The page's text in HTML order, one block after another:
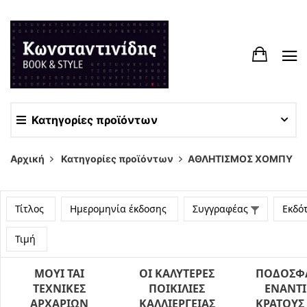
Κατηγορίες προϊόντων
Αρχική Κατηγορίες προϊόντων ΑΘΛΗΤΙΣΜΟΣ ΧΟΜΠΥ
Τίτλος Ημερομηνία έκδοσης Συγγραφέας
Τιμή
ΜΟΥΙ ΤΑΙ
ΤΕΧΝΙΚΕΣ
ΑΡΧΑΡΙΩΝ
ΟΙ ΚΑΛΥΤΕΡΕΣ
ΠΟΙΚΙΛΙΕΣ
ΚΑΛΛΙΕΡΓΕΙΑΣ
ΚΡΑΤΟΥΣ